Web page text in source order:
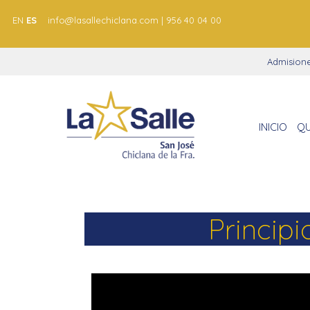
EN ES info@lasallechiclana.com | 956 40 04 00
INICIO